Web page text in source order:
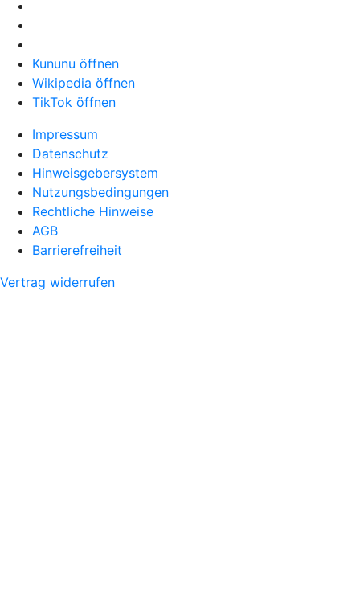
Kununu öffnen
Wikipedia öffnen
TikTok öffnen
Impressum
Datenschutz
Hinweisgebersystem
Nutzungsbedingungen
Rechtliche Hinweise
AGB
Barrierefreiheit
Vertrag widerrufen